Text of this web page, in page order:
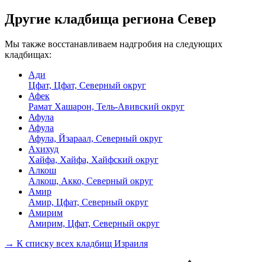
Другие кладбища региона Север
Мы также восстанавливаем надгробия на следующих
кладбищах:
Ади
Цфат, Цфат, Северный округ
Афек
Рамат Хашарон, Тель-Авивский округ
Афула
Афула
Афула, Йзараал, Северный округ
Ахихуд
Хайфа, Хайфа, Хайфский округ
Алкош
Алкош, Акко, Северный округ
Амир
Амир, Цфат, Северный округ
Амирим
Амирим, Цфат, Северный округ
→ К списку всех кладбищ Израиля